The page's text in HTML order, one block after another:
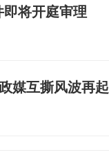
将开庭审理
媒互撕风波再起